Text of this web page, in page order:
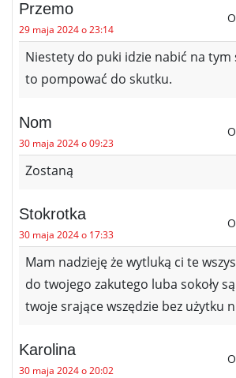
Przemo
29 maja 2024 o 23:14
Niestety do puki idzie nabić na tym
to pompować do skutku.
Nom
30 maja 2024 o 09:23
Zostaną
Stokrotka
30 maja 2024 o 17:33
Mam nadzieję że wytluką ci te
do twojego zakutego luba sokoły
twoje srające wszędzie bez użytku
Karolina
30 maja 2024 o 20:02